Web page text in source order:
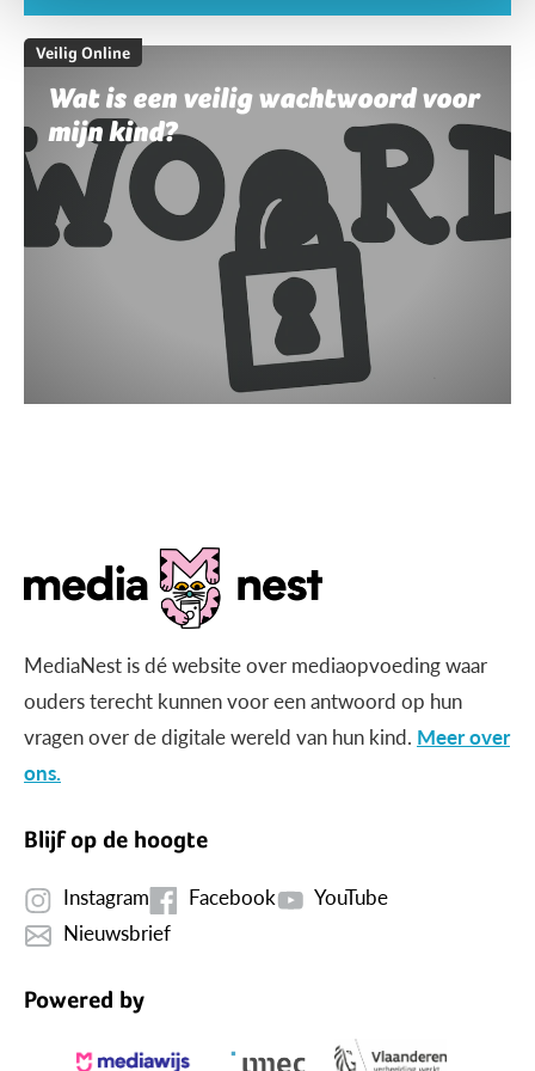
Veilig Online
Wat is een veilig wachtwoord voor
mijn kind?
MediaNest is dé website over mediaopvoeding waar
ouders terecht kunnen voor een antwoord op hun
vragen over de digitale wereld van hun kind. Meer over
ons.
Blijf op de hoogte
Instagram Facebook
YouTube
Nieuwsbrief
Powered by